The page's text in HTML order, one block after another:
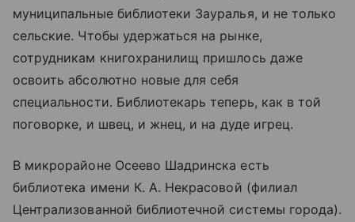
муниципальные библиотеки Зауралья, и не только
сельские. Чтобы удержаться на рынке,
сотрудникам книгохранилищ пришлось даже
освоить абсолютно новые для себя
специальности. Библиотекарь теперь, как в той
поговорке, и швец, и жнец, и на дуде игрец.
В микрорайоне Осеево Шадринска есть
библиотека имени К. А. Некрасовой (филиал
Централизованной библиотечной системы города).